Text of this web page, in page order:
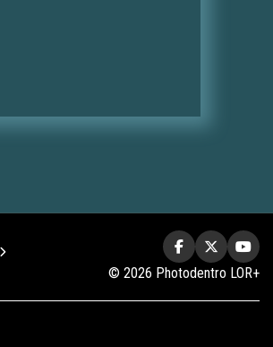
© 2026 Photodentro LOR+